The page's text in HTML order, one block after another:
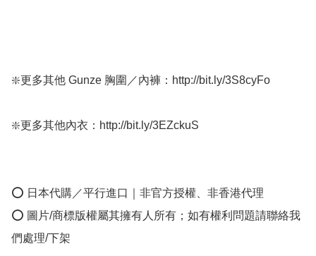
❇️更多其他 Gunze 胸圍／內褲：http://bit.ly/3S8cyFo
❇️更多其他內衣：http://bit.ly/3EZckuS
⭕ 日本代購／平行進口｜非官方授權、非香港代理
⭕ 圖片/商標版權屬其擁有人所有；如有權利問題請聯絡我
們處理/下架